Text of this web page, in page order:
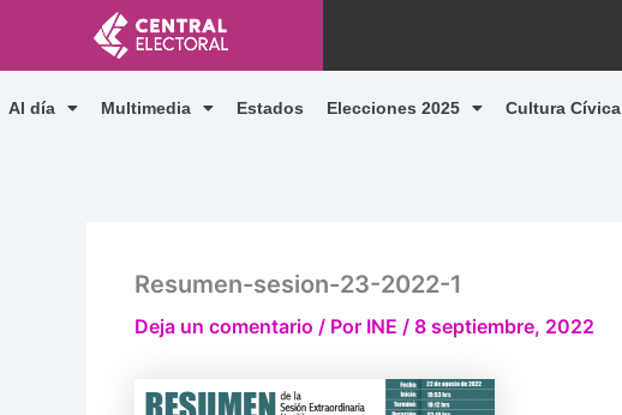
contenido
Al día Multimedia Estados Elecciones 2025 Cultura Cívica
Resumen-sesion-23-2022-1
Deja un comentario / Por INE / 8 septiembre, 2022